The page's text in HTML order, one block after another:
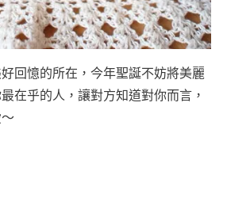
回憶的所在，今年聖誕不妨將美麗
在乎的人，讓對方知道對你而言，